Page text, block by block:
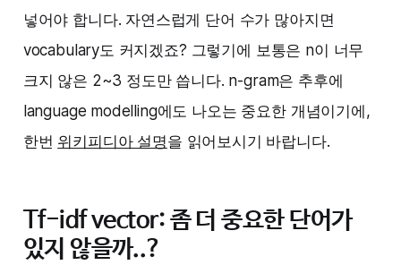
넣어야 합니다. 자연스럽게 단어 수가 많아지면
vocabulary도 커지겠죠? 그렇기에 보통은 n이 너무
크지 않은 2~3 정도만 씁니다. n-gram은 추후에
language modelling에도 나오는 중요한 개념이기에,
한번 위키피디아 설명을 읽어보시기 바랍니다.‌‌
Tf-idf vector‌‌: 좀 더 중요한 단어가
있지 않을까..?